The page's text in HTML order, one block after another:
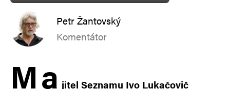
Petr Žantovský
Komentátor
Ma jitel Seznamu Ivo Lukačovič